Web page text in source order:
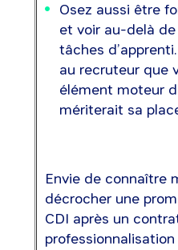
Osez aussi être
et voir au-delà
tâches
au recruteur que
élément moteur
mériterait sa
Envie de connaître
décrocher une
CDI après un